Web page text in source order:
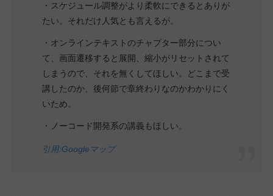
・スケジュール調整がより柔軟にできるとありが
たい。それだけ人気とも言えるが。
・オンラインテキストのチャプター部分につい
て、画面遷移すると展開、縮小がリセットされて
しまうので、それを無くしてほしい。どこまで受
講したのか、後何節で章終わりなのかわかりにく
いため。
・ノーコード開発系の講義もほしい。
引用:Google マップ